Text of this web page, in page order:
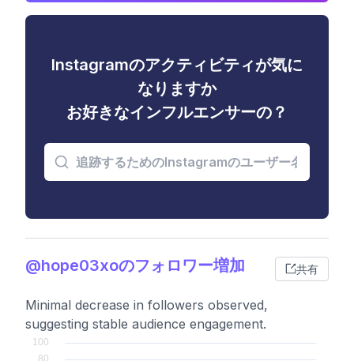
Instagramのアクティビティが気に
なりますか
お好きなインフルエンサーの？
@hope03xoのフォロワー増加 共有
Minimal decrease in followers observed,
suggesting stable audience engagement.